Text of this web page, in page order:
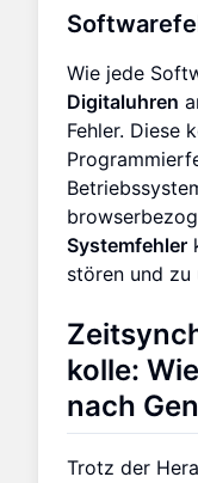
Wie jede
Digitaluhren
Fehler. Diese
Systemfehler
stören und zu
kolle:
nach
Trotz der